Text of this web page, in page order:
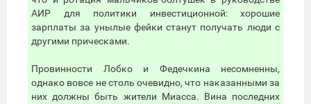
АИР для политики инвестиционной: хорошие
зарплаты за унылые фейки станут получать люди с
другими прическами.
Провинности Лобко и Федечкина несомненны,
однако вовсе не столь очевидно, что наказанными за
них должны быть жители Миасса. Вина последних